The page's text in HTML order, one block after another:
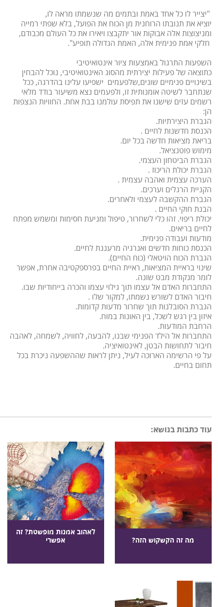
"יצייר לו כל אחד באמת ובתמים מה שנשמתו מראה לו,
יוציא את תנובתו הרוחנית מן הכוח את הפועל, בלא שפתי רמייה
ומניצוצות אלה אבוקות אור יתקבצו ויאירו את כל העולם מכבודם,
חלקי אמת פנימית אלה, האמת הגדולה תופיע".
השפעות התרגול באמצעות ציור אינטואיטיבי
כתוצאה של פעילות יצירתית מהסוג האינטואיטיבי, נוכל להבחין
בשינויים פנימיים שונים,שלפעמים ישפיעו עלינו בהדרגה, ככל
שנתחבר לשיטה אומנותית זו, ולפעמים נצא משיעור בודד מלאי
רשמים עזים שישנו את תפיסת עולמנו בבת אחת. החוויות הנצפות
הן:
הגברת היצירתיות.
הכנסת חדשנות לחיים .
בריאת מציאות חדשה בכל יום.
מימוש פוטנציאל.
הגברת הביטחון העצמי.
הגברת יכולת הריכוז .
הערכה עצמית ואהבה עצמית .
הקניית הרגלים וערכים.
הגברת ההקשבה לעצמי ולאחרים.
הבנת חוקי החיים .
יכולת ריפוי. זהו כלי לשחרור, טיפול ומניעת חסימות ומשמש מפתח
לחיים בריאים.
מודעות ועבודה פנימית.
הכנסת כוחות חדשים ואנרגיה מרעננת לחיים.
הגברת הכוח הויטאלי (כוח החיים).
שינוי בראיית המציאות, ראיית החיים בפרספקטיבה אחרת, אפשר
לומר מנקודת מבט שונה.
התחברות האדם אל עצמו תוך גילוי עצמו והכרה בייחודיות שבו.
חיבור האדם לשורש נשמתו, למקור שלו .
הגברת הסובלנות תוך שחרור מדעות קדומות.
איזון בין רגש לשכל, בין האונות במוח.
הרחבת המודעות.
התחברות אל הילד הפנימי שבנו, להבעה, לחוויה, לשמחה, לאהבה
חיבור לתחושות הבטן, לאינטואיציה.
על פי הרשימה הארוכה לעיל, ניתן לראות שההשפעה ניכרת בכל
תחום בחיים.
עוד כתבות בנושא:
מה זה הקשקוש הזה?
לאהוב אמנות מופשטת? זה
אפשרי